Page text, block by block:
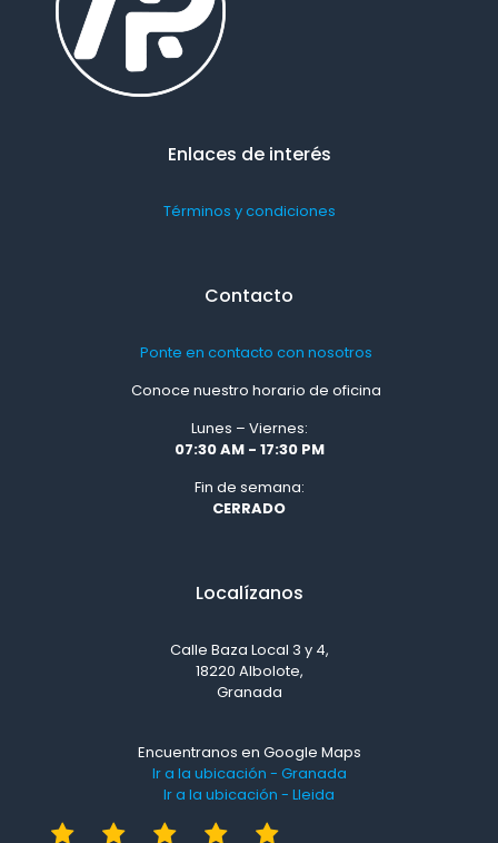
Enlaces de interés
Términos y condiciones
Contacto
Ponte en contacto con nosotros
Conoce nuestro horario de oficina
Lunes – Viernes:
07:30 AM - 17:30 PM
Fin de semana:
CERRADO
Localízanos
Calle Baza Local 3 y 4,
18220 Albolote,
Granada
Encuentranos en Google Maps
Ir a la ubicación - Granada
Ir a la ubicación - Lleida